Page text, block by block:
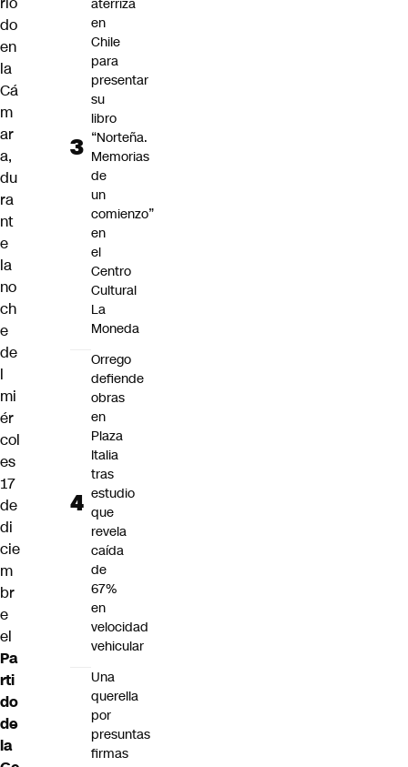
do
en
la
Cá
m
ar
a,
du
ra
nt
e
la
no
ch
e
de
l
mi
ér
col
es
17
de
di
cie
m
br
e
el
Pa
rti
do
de
la
aterriza
en
Chile
para
presentar
su
libro
“Norteña.
Memorias
de
un
comienzo”
en
el
Centro
Cultural
La
Moneda
Orrego
defiende
obras
en
Plaza
Italia
tras
estudio
que
revela
caída
de
67%
en
velocidad
vehicular
Una
querella
por
presuntas
firmas